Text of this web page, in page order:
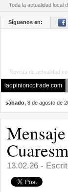
Toda la actualidad local
Síguenos en:
Revista de actualidad
laopinioncofrade.com
sábado, 8 de agosto de
13.02.26 -